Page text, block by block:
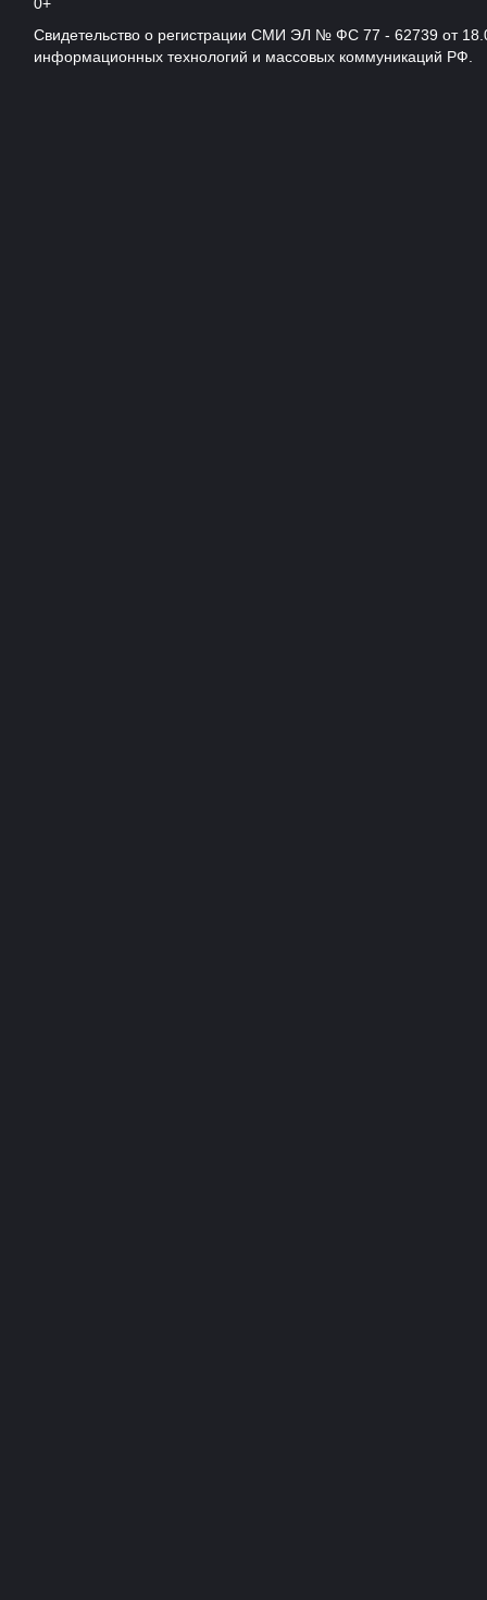
Свидетельство о регистрации СМИ ЭЛ № ФС 77 - 62739 от
информационных технологий и массовых коммуникаций РФ.